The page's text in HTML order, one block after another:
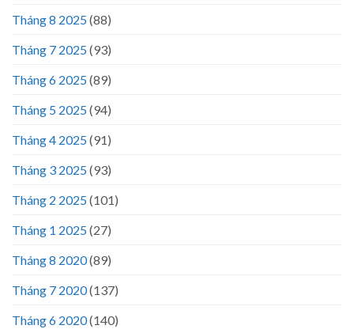
Tháng 8 2025(88)
Tháng 7 2025(93)
Tháng 6 2025(89)
Tháng 5 2025(94)
Tháng 4 2025(91)
Tháng 3 2025(93)
Tháng 2 2025(101)
Tháng 1 2025(27)
Tháng 8 2020(89)
Tháng 7 2020(137)
Tháng 6 2020(140)